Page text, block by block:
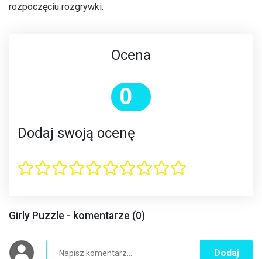
rozpoczęciu rozgrywki.
Ocena
0
Dodaj swoją ocenę
Girly Puzzle - komentarze (0)
Dodaj